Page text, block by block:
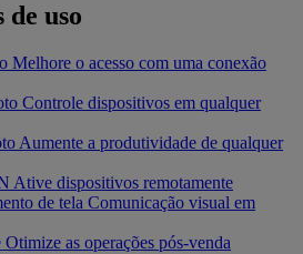
de uso
Melhore o acesso com uma conexão
Controle dispositivos em qualquer
Aumente a produtividade de qualquer
Ative dispositivos remotamente
de tela Comunicação visual em
Otimize as operações pós-venda